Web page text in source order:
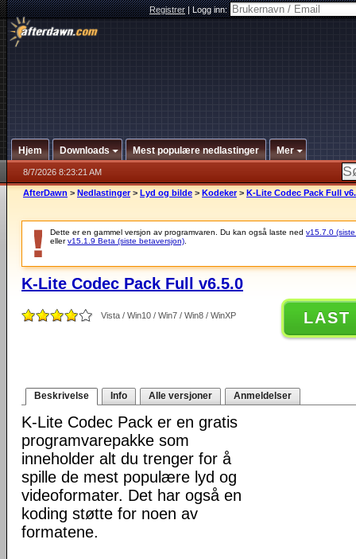
Registrer|Logg inn:
Hjem Downloads Mest populære nedlastinger Mer
8/7/2026 8:23:21 AM
AfterDawn > Nedlastinger > Lyd og bilde > Kodeker > K-Lite Codec Pack Full
Dette er en gammel versjon av programvaren. Du kan også laste ned v15.7.0
ellerv15.1.9 Beta (siste betaversjon)
K-Lite Codec Pack Full v6.5.0
Vista / Win10 / Win7 / Win8 / WinXP LAST
Beskrivelse Info Alle versjoner Anmeldelser
K-Lite Codec Pack er en gratis
programvarepakke som
inneholder alt du trenger for å
spille de mest populære lyd og
videoformater. Det har også en
koding støtte for noen av
formatene.